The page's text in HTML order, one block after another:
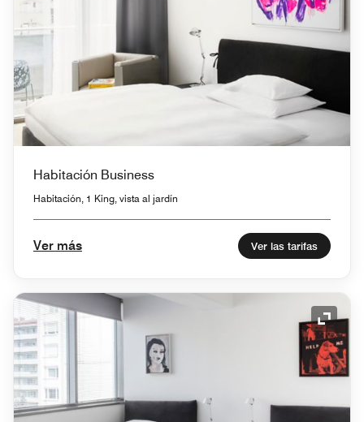
Habitación Business
Habitación, 1 King, vista al jardín
Ver más Ver las tarifas
Icono